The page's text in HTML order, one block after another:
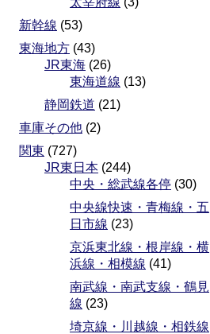
新幹線 (53)
東海地方 (43)
JR東海 (26)
東海道線 (13)
静岡鉄道 (21)
車庫その他 (2)
関東 (727)
JR東日本 (244)
中央・総武線各停 (30)
中央線快速・青梅線・五
日市線 (23)
京浜東北線・根岸線・横
浜線・相模線 (41)
南武線・南武支線・鶴見
線 (23)
埼京線・川越線・相鉄線